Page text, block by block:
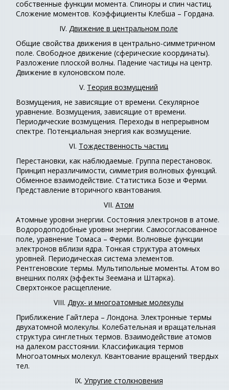
собственные функции момента. Спиноры и спин частиц.
Сложение моментов. Коэффициенты Клебша – Гордана.
IV. Движение в центральном поле
Общие свойства движения в центрально-симметричном
поле. Свободное движение (сферические координаты).
Разложение плоской волны. Падение частицы на центр.
Движение в кулоновском поле.
V. Теория возмущений
Возмущения, не зависящие от времени. Секулярное
уравнение. Возмущения, зависящие от времени.
Периодические возмущения. Переходы в непрерывном
спектре. Потенциальная энергия как возмущение.
VI. Тождественность частиц
Перестановки, как наблюдаемые. Группа перестановок.
Принцип неразличимости, симметрия волновых функций.
Обменное взаимодействие. Статистика Бозе и Ферми.
Представление вторичного квантования.
VII. Атом
Атомные уровни энергии. Состояния электронов в атоме.
Водородоподобные уровни энергии. Самосогласованное
поле, уравнение Томаса – Ферми. Волновые функции
электронов вблизи ядра. Тонкая структура атомных
уровней. Периодическая система элементов.
Рентгеновские термы. Мультипольные моменты. Атом во
внешних полях (эффекты Зеемана и Штарка).
Сверхтонкое расщепление.
VIII. Двух- и многоатомные молекулы
Приближение Гайтлера – Лондона. Электронные термы
двухатомной молекулы. Колебательная и вращательная
структура синглетных термов. Взаимодействие атомов
на далеком расстоянии. Классификация термов
Многоатомных молекул. Квантование вращений твердых
тел.
IX. Упругие столкновения